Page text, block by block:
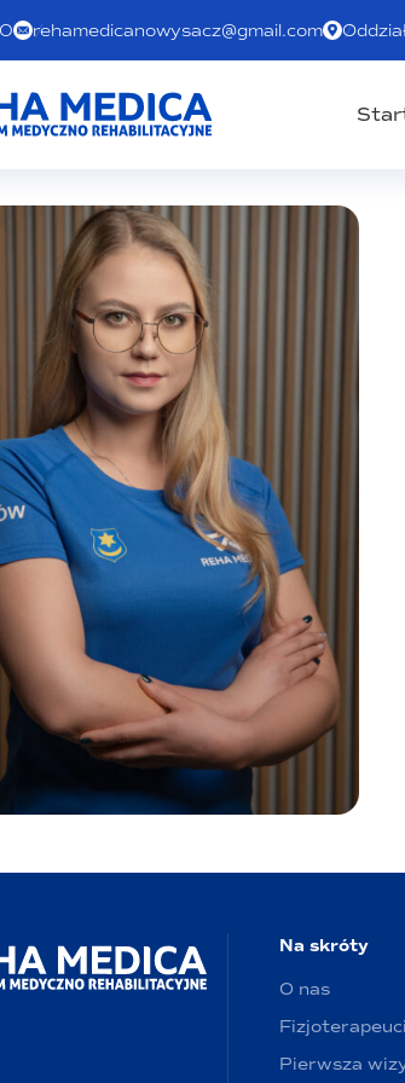
rehamedicanowysacz@gmail.com
Na skróty
O nas
Fizjoterapeuci
Pierwsza